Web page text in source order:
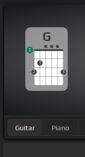
sembrava segnato,
poteva
ribelle.
Ho avuto il
[F#m]sopprondo
G
2
1
3
1
Guitar Piano